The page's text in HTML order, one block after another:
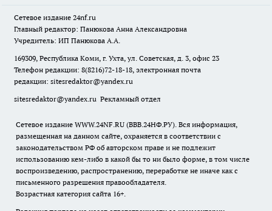
Сетевое издание 24nf.ru
Главный редактор: Панюкова Анна Александровна
Учредитель: ИП Панюкова А.А.
169309, Республика Коми, г. Ухта, ул. Советская, д. 3, офис 23
Телефон редакции: 8(8216)72-18-18, электронная почта
редакции: sitesredaktor@yandex.ru
sitesredaktor@yandex.ru Рекламный отдел
Сетевое издание WWW.24NF.RU (ВВВ.24НФ.РУ). Вся информация,
размещенная на данном сайте, охраняется в соответствии с
законодательством РФ об авторском праве и не подлежит
использованию кем-либо в какой бы то ни было форме, в том числе
воспроизведению, распространению, переработке не иначе как с
письменного разрешения правообладателя.
Возрастная категория сайта 16+.